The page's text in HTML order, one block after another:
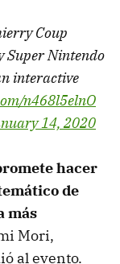
Coup
Super Nintendo
interactive
n468l5elnO
14, 2020
hacer
de
más
Mori,
al evento.